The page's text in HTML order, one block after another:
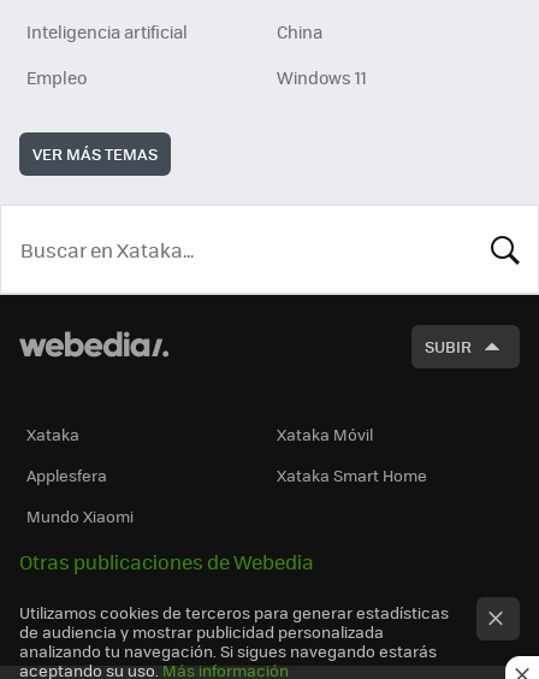
Inteligencia artificial
China
Empleo
Windows 11
VER MÁS TEMAS
SUBIR
Xataka
Xataka Móvil
Applesfera
Xataka Smart Home
Mundo Xiaomi
Otras publicaciones de Webedia
Utilizamos cookies de terceros para generar estadísticas
de audiencia y mostrar publicidad personalizada
analizando tu navegación. Si sigues navegando estarás
aceptando su uso. Más información